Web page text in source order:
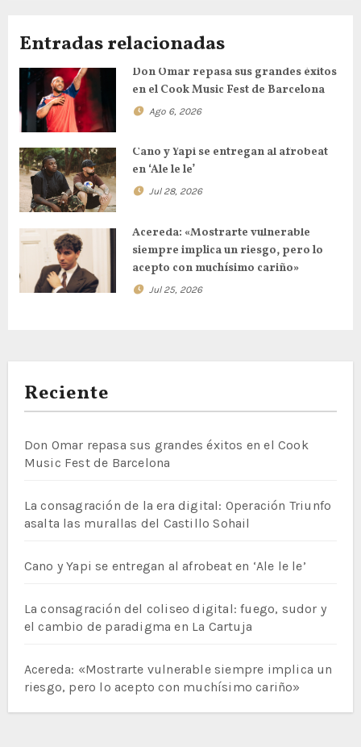
Entradas relacionadas
Don Omar repasa sus grandes éxitos
en el Cook Music Fest de Barcelona
Ago 6, 2026
Cano y Yapi se entregan al afrobeat
en ‘Ale le le’
Jul 28, 2026
Acereda: «Mostrarte vulnerable
siempre implica un riesgo, pero lo
acepto con muchísimo cariño»
Jul 25, 2026
Reciente
Don Omar repasa sus grandes éxitos en el Cook
Music Fest de Barcelona
La consagración de la era digital: Operación Triunfo
asalta las murallas del Castillo Sohail
Cano y Yapi se entregan al afrobeat en ‘Ale le le’
La consagración del coliseo digital: fuego, sudor y
el cambio de paradigma en La Cartuja
Acereda: «Mostrarte vulnerable siempre implica un
riesgo, pero lo acepto con muchísimo cariño»